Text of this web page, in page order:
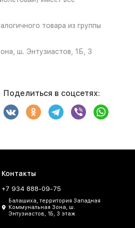
товара из группы
ш. Энтузиастов, 1Б, 3
Поделиться в соцсетях:
Контакты
+7 934 888-09-75
Балашиха, территория Западная
Коммунальная Зона, ш.
Энтузиастов, 1Б, 3 этаж